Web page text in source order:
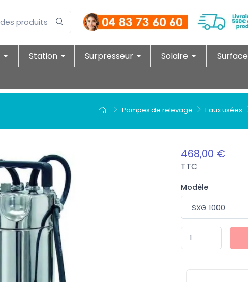
Station Surpresseur Solaire Surface
Pompes de relevage Eaux usées
468,00 €
TTC
Modèle